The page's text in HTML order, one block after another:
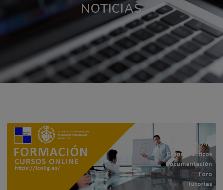
NOTICIAS